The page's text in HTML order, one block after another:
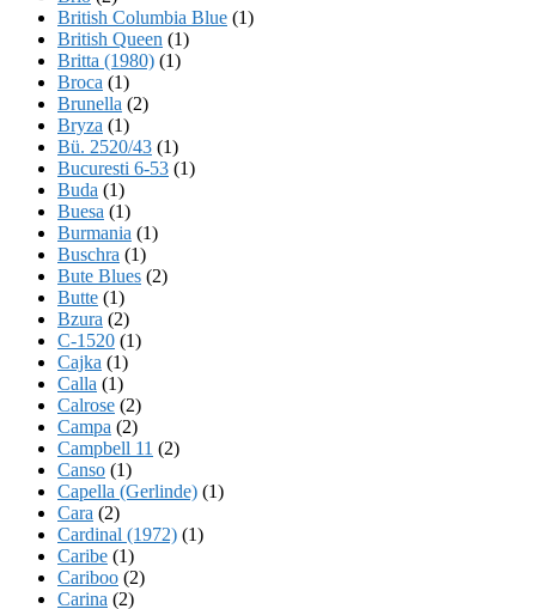
British Columbia Blue (1)
British Queen (1)
Britta (1980) (1)
Broca (1)
Brunella (2)
Bryza (1)
Bü. 2520/43 (1)
Bucuresti 6-53 (1)
Buda (1)
Buesa (1)
Burmania (1)
Buschra (1)
Bute Blues (2)
Butte (1)
Bzura (2)
C-1520 (1)
Cajka (1)
Calla (1)
Calrose (2)
Campa (2)
Campbell 11 (2)
Canso (1)
Capella (Gerlinde) (1)
Cara (2)
Cardinal (1972) (1)
Caribe (1)
Cariboo (2)
Carina (2)